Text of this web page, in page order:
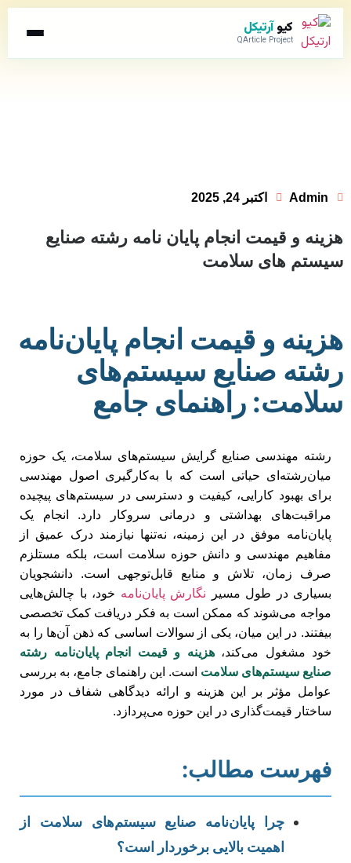
کیوآرتیکل
QArticle Project
Admin اکتبر 24, 2025
هزینه و قیمت انجام پایان نامه رشته صنایع
سیستم های سلامت
هزینه و قیمت انجام پایان‌نامه
رشته صنایع سیستم‌های
سلامت: راهنمای جامع
رشته مهندسی صنایع گرایش سیستم‌های سلامت، یک حوزه
میان‌رشته‌ای حیاتی است که با به‌کارگیری اصول مهندسی
برای بهبود کارایی، کیفیت و دسترسی در سیستم‌های پیچیده
مراقبت‌های بهداشتی و درمانی سروکار دارد. انجام یک
پایان‌نامه موفق در این زمینه، نه‌تنها نیازمند درک عمیق از
مفاهیم مهندسی و دانش حوزه سلامت است، بلکه مستلزم
صرف زمان، تلاش و منابع قابل‌توجهی است. دانشجویان
بسیاری در طول مسیر نگارش پایان‌نامه خود، با چالش‌هایی
مواجه می‌شوند که ممکن است به فکر دریافت کمک تخصصی
بیفتند. در این میان، یکی از سوالات اساسی که ذهن آن‌ها را به
خود مشغول می‌کند،هزینه و قیمت انجام پایان‌نامه رشته
صنایع سیستم‌های سلامت است. این راهنمای جامع، به بررسی
عوامل مؤثر بر این هزینه و ارائه دیدگاهی شفاف در مورد
ساختار قیمت‌گذاری در این حوزه می‌پردازد.
فهرست مطالب:
چرا پایان‌نامه صنایع سیستم‌های سلامت از
اهمیت بالایی برخوردار است؟